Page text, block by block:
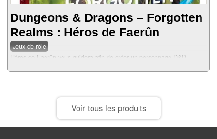
Dungeons & Dragons – Forgotten
Realms : Héros de Faerûn
Jeux de rôle
Héros de Faerûn vous guidera afin de créer un personnage D&D
Voir tous les produits